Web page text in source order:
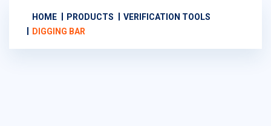
HOME PRODUCTS
VERIFICATION TOOLS
DIGGING BAR